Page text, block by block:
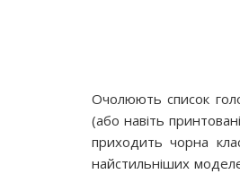
Очолюють список
(або навіть
приходить чорна
найстильніших